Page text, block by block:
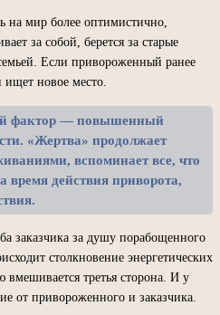
на мир более оптимистично,
за собой, берется за старые
Если привороженный ранее
ищет новое место.
фактор — повышенный
«Жертва» продолжает
вспоминает все, что
время действия приворота,
заказчика за душу порабощенного
столкновение энергетических
вмешивается третья сторона. И у
от привороженного и заказчика.